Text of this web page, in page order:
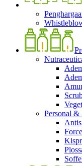
Personal &
Antis